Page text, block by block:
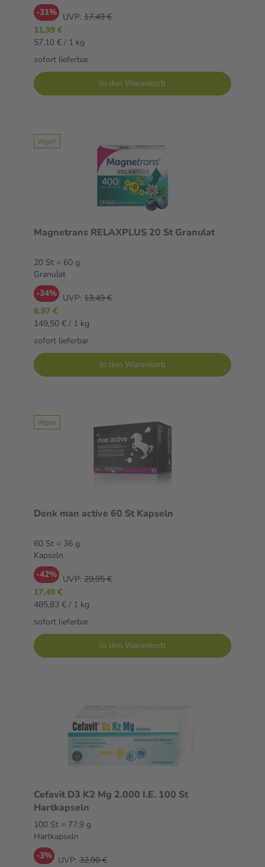
-31% UVP: 17,49 €
11,99 €
57,10 € / 1 kg
sofort lieferbar
In den Warenkorb
Vegan
Magnetrans RELAXPLUS 20 St Granulat
20 St = 60 g
Granulat
-34% UVP: 13,49 €
8,97 €
149,50 € / 1 kg
sofort lieferbar
In den Warenkorb
Vegan
Denk man active 60 St Kapseln
60 St = 36 g
Kapseln
-42% UVP: 29,95 €
17,49 €
485,83 € / 1 kg
sofort lieferbar
In den Warenkorb
Cefavit D3 K2 Mg 2.000 I.E. 100 St
Hartkapseln
100 St = 77,9 g
Hartkapseln
-3% UVP: 32,90 €